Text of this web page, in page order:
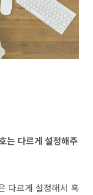
는 다르게 설정해주
다르게 설정해서 혹